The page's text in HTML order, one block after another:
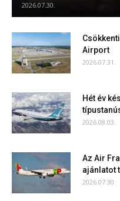
2026.07.30.
Airport
2026.07.31.
Hét év
2026.08.03.
Az Air
ajánlatot
2026.07.30.